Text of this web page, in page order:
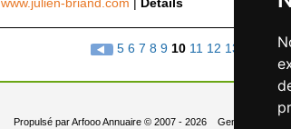
5 6 7 8 9 10 11 12 13
Propulsé parArfooo Annuaire© 2007 - 2026 Generated in